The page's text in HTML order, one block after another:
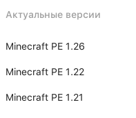
Актуальные версии
Minecraft PE 1.26
Minecraft PE 1.22
Minecraft PE 1.21